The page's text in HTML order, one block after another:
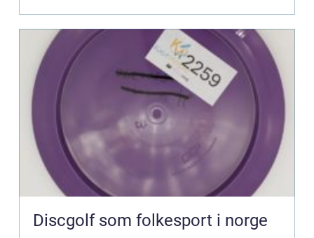
Discgolf som folkesport i norge